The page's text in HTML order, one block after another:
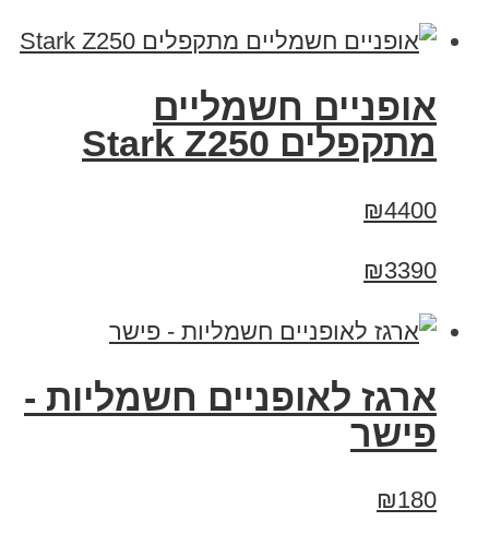
‏אופניים חשמליים
‏מתקפלים Stark Z250
₪4400
₪3390
ארגז לאופניים חשמליות -
פישר
₪180